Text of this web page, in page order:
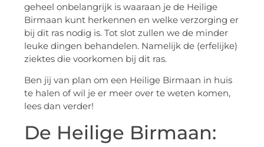
geheel onbelangrijk is waaraan je de Heilige
Birmaan kunt herkennen en welke verzorging er
bij dit ras nodig is. Tot slot zullen we de minder
leuke dingen behandelen. Namelijk de (erfelijke)
ziektes die voorkomen bij dit ras.
Ben jij van plan om een Heilige Birmaan in huis
te halen of wil je er meer over te weten komen,
lees dan verder!
De Heilige Birmaan: